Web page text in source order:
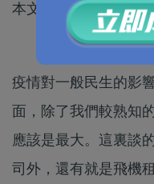
本文作者為香港青年
疫情對一般民生的影
面，除了我們較熟知
應該是最大。這裏談
司外，還有就是飛機